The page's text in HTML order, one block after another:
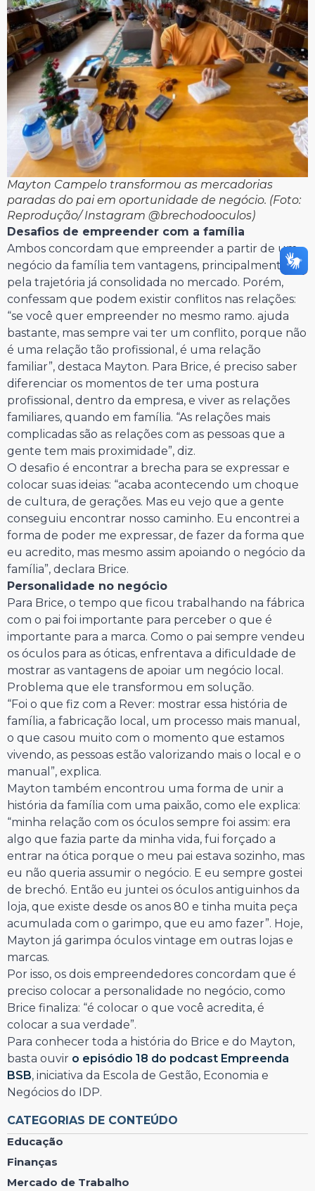
Mayton Campelo transformou as mercadorias
paradas do pai em oportunidade de negócio. (Foto:
Reprodução/ Instagram @brechodooculos)
Desafios de empreender com a família
Ambos concordam que empreender a partir de um
negócio da família tem vantagens, principalmente
pela trajetória já consolidada no mercado. Porém,
confessam que podem existir conflitos nas relações:
“se você quer empreender no mesmo ramo. ajuda
bastante, mas sempre vai ter um conflito, porque não
é uma relação tão profissional, é uma relação
familiar”, destaca Mayton. Para Brice, é preciso saber
diferenciar os momentos de ter uma postura
profissional, dentro da empresa, e viver as relações
familiares, quando em família. “As relações mais
complicadas são as relações com as pessoas que a
gente tem mais proximidade”, diz.
O desafio é encontrar a brecha para se expressar e
colocar suas ideias: “acaba acontecendo um choque
de cultura, de gerações. Mas eu vejo que a gente
conseguiu encontrar nosso caminho. Eu encontrei a
forma de poder me expressar, de fazer da forma que
eu acredito, mas mesmo assim apoiando o negócio da
família”, declara Brice.
Personalidade no negócio
Para Brice, o tempo que ficou trabalhando na fábrica
com o pai foi importante para perceber o que é
importante para a marca. Como o pai sempre vendeu
os óculos para as óticas, enfrentava a dificuldade de
mostrar as vantagens de apoiar um negócio local.
Problema que ele transformou em solução.
“Foi o que fiz com a Rever: mostrar essa história de
família, a fabricação local, um processo mais manual,
o que casou muito com o momento que estamos
vivendo, as pessoas estão valorizando mais o local e o
manual”, explica.
Mayton também encontrou uma forma de unir a
história da família com uma paixão, como ele explica:
“minha relação com os óculos sempre foi assim: era
algo que fazia parte da minha vida, fui forçado a
entrar na ótica porque o meu pai estava sozinho, mas
eu não queria assumir o negócio. E eu sempre gostei
de brechó. Então eu juntei os óculos antiguinhos da
loja, que existe desde os anos 80 e tinha muita peça
acumulada com o garimpo, que eu amo fazer”. Hoje,
Mayton já garimpa óculos vintage em outras lojas e
marcas.
Por isso, os dois empreendedores concordam que é
preciso colocar a personalidade no negócio, como
Brice finaliza: “é colocar o que você acredita, é
colocar a sua verdade”.
Para conhecer toda a história do Brice e do Mayton,
basta ouvir o episódio 18 do podcast Empreenda
BSB, iniciativa da Escola de Gestão, Economia e
Negócios do IDP.
CATEGORIAS DE CONTEÚDO
Educação
Finanças
Mercado de Trabalho